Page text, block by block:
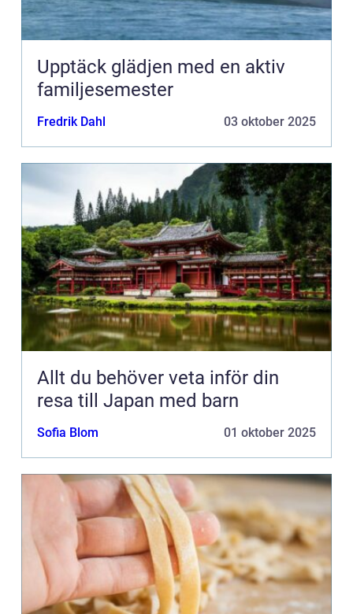
Upptäck glädjen med en aktiv
familjesemester
Fredrik Dahl 03 oktober 2025
Allt du behöver veta inför din
resa till Japan med barn
Sofia Blom 01 oktober 2025